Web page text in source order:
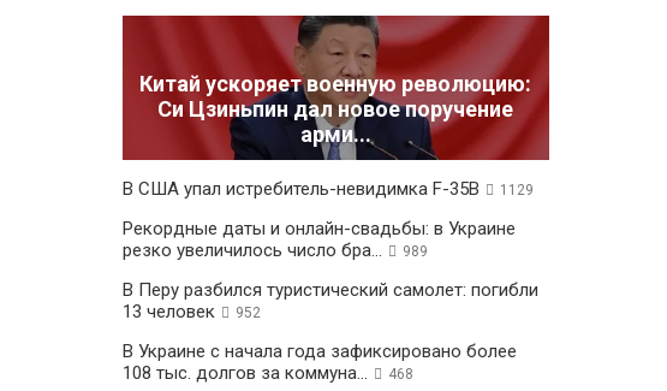
Китай ускоряет военную революцию:
Си Цзиньпин дал новое поручение
арми...
В США упал истребитель-невидимка F-35B 1129
Рекордные даты и онлайн-свадьбы: в Украине
резко увеличилось число бра...
989
В Перу разбился туристический самолет: погибли
13 человек
952
В Украине с начала года зафиксировано более
108 тыс. долгов за коммуна...
468